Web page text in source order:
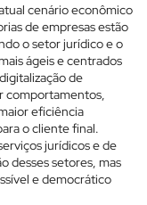
cenário econômico
de empresas estão
o setor jurídico e o
ágeis e centrados
de
comportamentos,
eficiência
o cliente final.
jurídicos e de
desses setores, mas
e democrático